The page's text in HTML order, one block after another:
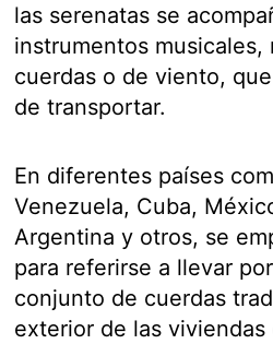
las serenatas se
instrumentos musicales,
cuerdas o de viento,
de transportar.
En diferentes países
Venezuela, Cuba,
Argentina y otros, se
para referirse a llevar
conjunto de cuerdas
exterior de las viviendas